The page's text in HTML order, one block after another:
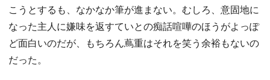
こうとするも、なかなか筆が進まない。むしろ、意固地に
なった主人に嫌味を返すていとの痴話喧嘩のほうがよっぽ
ど面白いのだが、もちろん蔦重はそれを笑う余裕もないの
だった。